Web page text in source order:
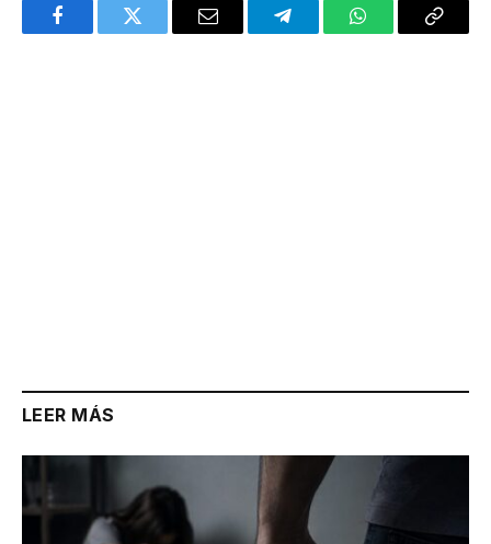
FacebookTwitter Email TelegramWhatsAppCopy
LEER MÁS